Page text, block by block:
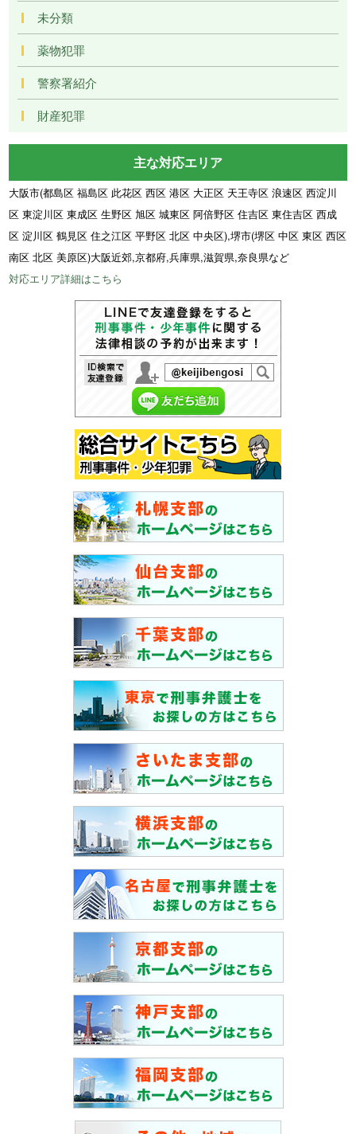
未分類
薬物犯罪
警察署紹介
財産犯罪
主な対応エリア
大阪市(都島区 福島区 此花区 西区 港区 大正区 天王寺区 浪速区 西淀川
区 東淀川区 東成区 生野区 旭区 城東区 阿倍野区 住吉区 東住吉区 西成
区 淀川区 鶴見区 住之江区 平野区 北区 中央区),堺市(堺区 中区 東区 西区
南区 北区 美原区)大阪近郊,京都府,兵庫県,滋賀県,奈良県など
対応エリア詳細はこちら